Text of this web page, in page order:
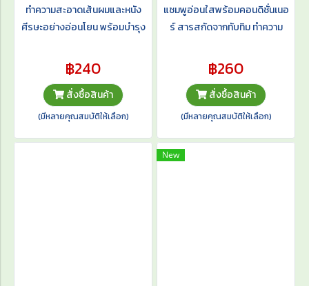
ทำความสะอาดเส้นผมและหนัง
ศีรษะอย่างอ่อนโยน พร้อมบำรุง
ดอกกุหลาบ และ Sweet Almond
Oil นวดบำรุงเส้นผมให้นุ่มสลวย มี
น้ำหนักแลดูเงางามอย่างเป็น
ธรรมชาติ
฿240
สั่งซื้อสินค้า
(มีหลายคุณสมบัติให้เลือก)
แชมพูอ่อนใสพร้อมคอนดิชั่นเนอ
ร์ สารสกัดจากทับทิม ทำความ
อย่างอ่อนโยน
฿260
สั่งซื้อสินค้า
(มีหลายคุณสมบัติให้เลือก)
New